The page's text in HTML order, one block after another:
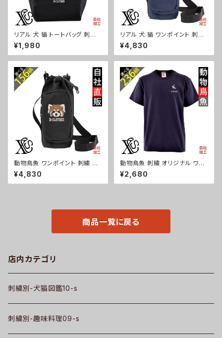
リアル 犬 猫 トートバッグ 刺繍
プレゼント ワンポイント ミニト
ートバッグ レディース キッズ メ
ンズ キャンバス オリジナル 小さ
ンチバッグ ミニ 子供 グッズ 柄
柴犬 チワワ シーズー シュナウ
ザー パグ X-CLOTHES 猫図
鑑 犬図鑑 ori-aw-bag2-b10
¥1,980
リアル 犬 猫 ワンポイント 刺繍
ボトルケース ペットボトルホルダ
ー 保冷 保温 670ml レディー
ス メンズ 雑貨 グッズ 自社ブラ
ズー シュナウザー パグ ビション
フリーゼ ori-a-bg173-b10-s
¥4,830
動物鳥魚 ワンポイント 刺繍 ボ
トルケース ペットボトルホルダー
保冷 保温 670ml レディース メ
ンズ 雑貨 グッズ 自社ブランド
¥4,830
動物鳥魚 刺繍 オリジナル ワン
ポイント 5.6oz 半袖 Tシャツ
メンズ ロゴ おしゃれ tシャツ カ
ットソー 自社ブランド 父の日 柄
¥2,680
商品一覧に戻る
店内カテゴリ
刺繍別-犬猫図鑑10-s
刺繍別-趣味料理09-s